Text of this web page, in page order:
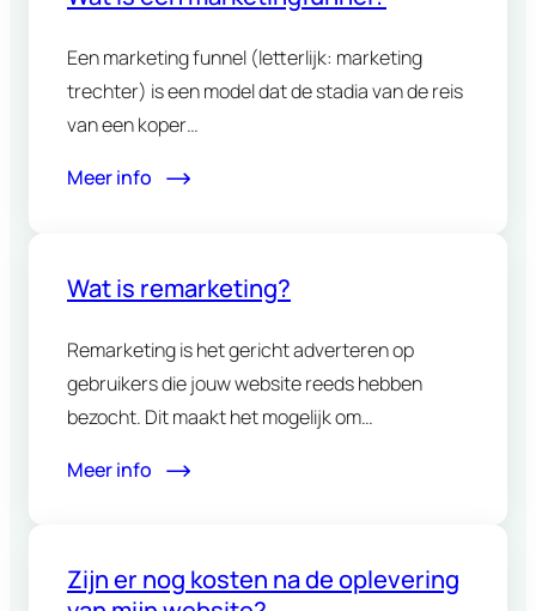
Een marketing funnel (letterlijk: marketing
trechter) is een model dat de stadia van de reis
van een koper…
Meer info
Wat is remarketing?
Remarketing is het gericht adverteren op
gebruikers die jouw website reeds hebben
bezocht. Dit maakt het mogelijk om…
Meer info
Zijn er nog kosten na de oplevering